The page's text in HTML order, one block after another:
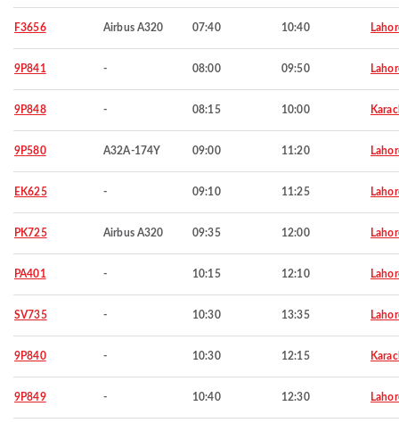
F3656 Airbus A320 07:40 10:40
9P841 - 08:00 09:50
9P848 - 08:15 10:00
9P580 A32A-174Y 09:00 11:20
EK625 - 09:10 11:25
PK725 Airbus A320 09:35 12:00
PA401 - 10:15 12:10
SV735 - 10:30 13:35
9P840 - 10:30 12:15
9P849 - 10:40 12:30